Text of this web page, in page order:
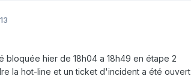
bloquée hier de 18h04 a 18h49 en étape 2
la hot-line et un ticket d'incident a été ouvert